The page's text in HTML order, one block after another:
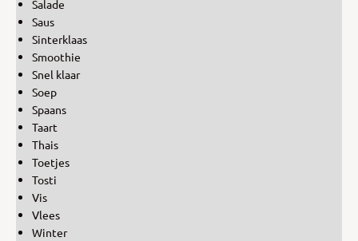
Salade
Saus
Sinterklaas
Smoothie
Snel klaar
Soep
Spaans
Taart
Thais
Toetjes
Tosti
Vis
Vlees
Winter